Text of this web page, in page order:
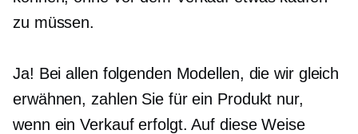
zu müssen.
Ja! Bei allen folgenden Modellen, die wir gleich
erwähnen, zahlen Sie für ein Produkt nur,
wenn ein Verkauf erfolgt. Auf diese Weise